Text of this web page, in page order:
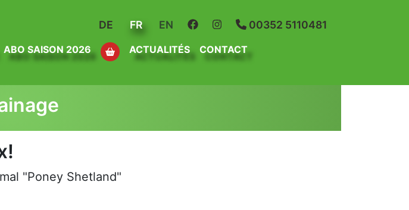
DE FR EN 00352 5110481
ABO SAISON 2026 ACTUALITÉS CONTACT
"Poney Shetland"